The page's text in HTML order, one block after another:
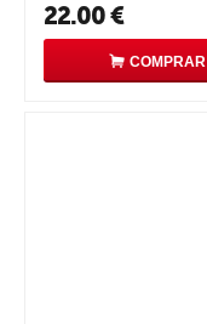
22.00€
COMPRAR